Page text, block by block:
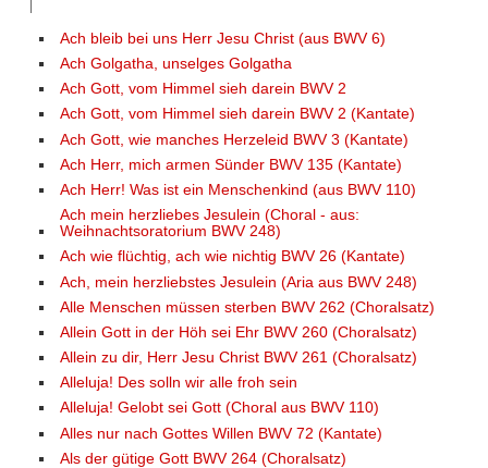
Ach bleib bei uns Herr Jesu Christ (aus BWV 6)
Ach Golgatha, unselges Golgatha
Ach Gott, vom Himmel sieh darein BWV 2
Ach Gott, vom Himmel sieh darein BWV 2 (Kantate)
Ach Gott, wie manches Herzeleid BWV 3 (Kantate)
Ach Herr, mich armen Sünder BWV 135 (Kantate)
Ach Herr! Was ist ein Menschenkind (aus BWV 110)
Ach mein herzliebes Jesulein (Choral - aus:
Weihnachtsoratorium BWV 248)
Ach wie flüchtig, ach wie nichtig BWV 26 (Kantate)
Ach, mein herzliebstes Jesulein (Aria aus BWV 248)
Alle Menschen müssen sterben BWV 262 (Choralsatz)
Allein Gott in der Höh sei Ehr BWV 260 (Choralsatz)
Allein zu dir, Herr Jesu Christ BWV 261 (Choralsatz)
Alleluja! Des solln wir alle froh sein
Alleluja! Gelobt sei Gott (Choral aus BWV 110)
Alles nur nach Gottes Willen BWV 72 (Kantate)
Als der gütige Gott BWV 264 (Choralsatz)